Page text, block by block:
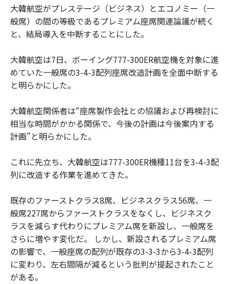
大韓航空がプレステージ（ビジネス）とエコノミー（一
般席）の間の等級であるプレミアム座席関連論議が続く
と、結局導入を中断することにした。
大韓航空は7日、ボーイング777-300ER航空機を対象に進
めていた一般席の3-4-3配列座席改造計画を全面中断する
と明らかにした。
大韓航空関係者は“座席製作会社との協議および再検討に
相当な時間がかかる関係で、今後の計画は今後案内する
計画”と明らかにした。
これに先立ち、大韓航空は777-300ER機種11台を3-4-3配
列に改造する作業を進めてきた。
既存のファーストクラス8席、ビジネスクラス56席、一
般席227席からファーストクラスをなくし、ビジネスク
ラスを減らす代わりにプレミアム席を新設し、一般席を
さらに増やす変化だ。 しかし、新設されるプレミアム席
の影響で、一般座席の配列が既存の3-3-3から3-4-3配列
に変わり、左右間隔が減るという批判が提起されたこと
がある。